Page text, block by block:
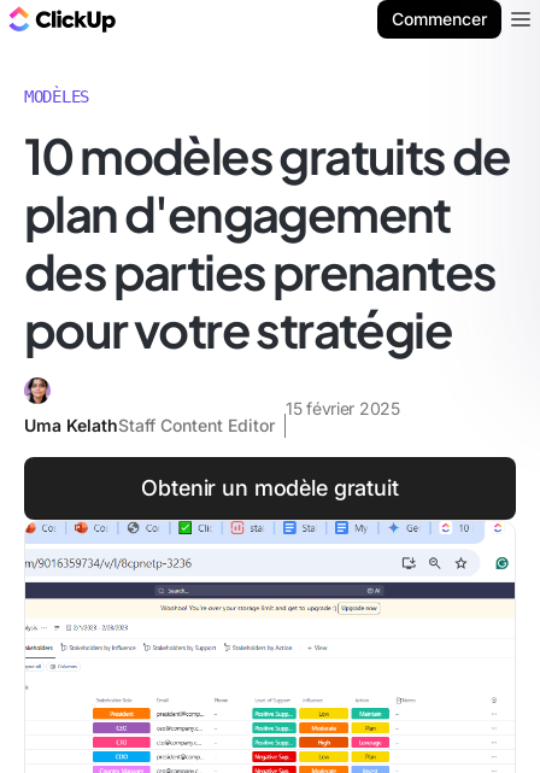
Commencer
MODÈLES
10 modèles gratuits de
plan d'engagement
des parties prenantes
pour votre stratégie
Uma KelathStaff Content Editor
15 février 2025
Obtenir un modèle gratuit